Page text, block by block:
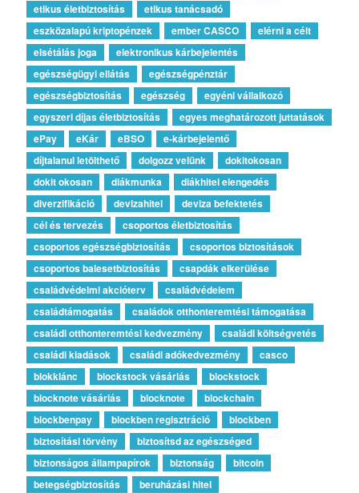
etikus életbiztosítás
etikus tanácsadó
eszközalapú kriptopénzek
ember CASCO
elérni a célt
elsétálás joga
elektronikus kárbejelentés
egészségügyi ellátás
egészségpénztár
egészségbiztosítás
egészség
egyéni vállalkozó
egyszeri díjas életbiztosítás
egyes meghatározott juttatások
ePay
eKár eBSO
e-kárbejelentő
díjtalanul letölthető
dolgozz velünk
dokitokosan
dokit okosan
diákmunka
diákhitel elengedés
diverzifikáció
devizahitel
deviza befektetés
cél és tervezés
csoportos életbiztosítás
csoportos egészségbiztosítás
csoportos biztosítások
csoportos balesetbiztosítás
csapdák elkerülése
családvédelmi akcióterv
családvédelem
családtámogatás
családok otthonteremtési támogatása
családi otthonteremtési kedvezmény
családi költségvetés
családi kiadások
családi adókedvezmény
casco
blokklánc
blockstock vásárlás
blockstock
blocknote vásárlás
blocknote
blockchain
blockbenpay
blockben regisztráció
blockben
biztosítási törvény
biztosítsd az egészséged
biztonságos állampapírok
biztonság
bitcoin
betegségbiztosítás
beruházási hitel